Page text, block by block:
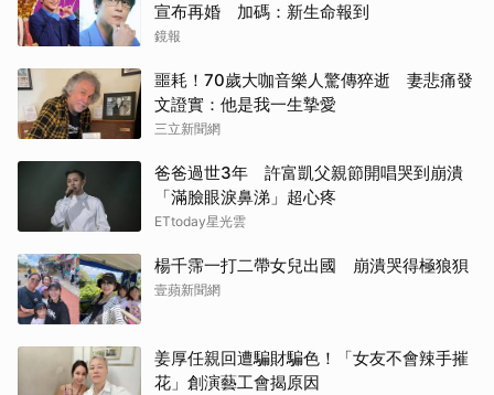
宣布再婚 加碼：新生命報到
鏡報
噩耗！70歲大咖音樂人驚傳猝逝 妻悲痛發
文證實：他是我一生摯愛
三立新聞網
爸爸過世3年 許富凱父親節開唱哭到崩潰
「滿臉眼淚鼻涕」超心疼
ETtoday星光雲
楊千霈一打二帶女兒出國 崩潰哭得極狼狽
壹蘋新聞網
姜厚任親回遭騙財騙色！「女友不會辣手摧
花」創演藝工會揭原因